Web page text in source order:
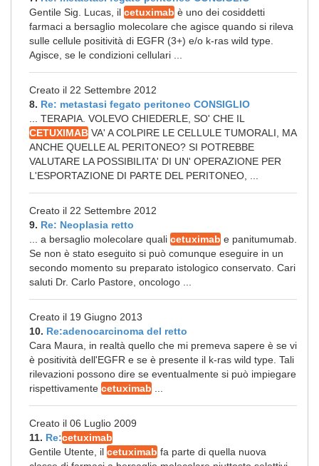
Gentile Sig. Lucas, il cetuximab è uno dei cosiddetti
farmaci a bersaglio molecolare che agisce quando si rileva
sulle cellule positività di EGFR (3+) e/o k-ras wild type.
Agisce, se le condizioni cellulari ...
Creato il 22 Settembre 2012
8. Re: metastasi fegato peritoneo CONSIGLIO
... TERAPIA. VOLEVO CHIEDERLE, SO' CHE IL
CETUXIMAB VA' A COLPIRE LE CELLULE TUMORALI, MA
ANCHE QUELLE AL PERITONEO? SI POTREBBE
VALUTARE LA POSSIBILITA' DI UN' OPERAZIONE PER
L'ESPORTAZIONE DI PARTE DEL PERITONEO, ...
Creato il 22 Settembre 2012
9. Re: Neoplasia retto
... a bersaglio molecolare quali cetuximab e panitumumab.
Se non è stato eseguito si può comunque eseguire in un
secondo momento su preparato istologico conservato. Cari
saluti Dr. Carlo Pastore, oncologo ...
Creato il 19 Giugno 2013
10. Re:adenocarcinoma del retto
Cara Maura, in realtà quello che mi premeva sapere è se vi
è positività dell'EGFR e se è presente il k-ras wild type. Tali
rilevazioni possono dire se eventualmente si può impiegare
rispettivamente cetuximab
Creato il 06 Luglio 2009
11. Re:cetuximab
Gentile Utente, il cetuximab fa parte di quella nuova